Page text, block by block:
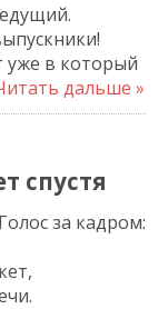
уже в который
дальше »
спустя
за кадром: